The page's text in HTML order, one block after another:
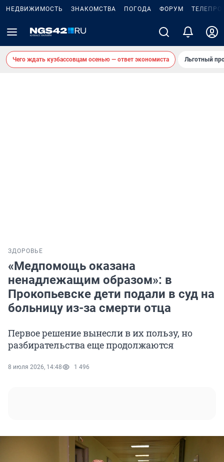
НЕДВИЖИМОСТЬ ЗНАКОМСТВА ПОГОДА ФОРУМ
Чего ждать кузбассовцам осенью — ответ экономиста Льготный
ЗДОРОВЬЕ
«Медпомощь оказана
ненадлежащим образом»: в
Прокопьевске дети подали в суд на
больницу из-за смерти отца
Первое решение вынесли в их пользу, но
разбирательства еще продолжаются
8 июля 2026, 14:48 1 496